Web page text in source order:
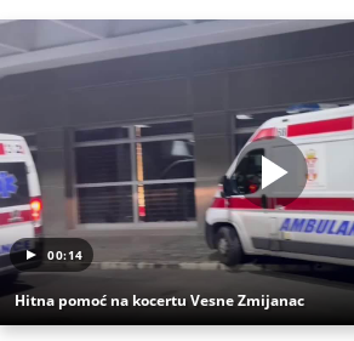
00:14
Hitna pomoć na kocertu Vesne Zmijanac